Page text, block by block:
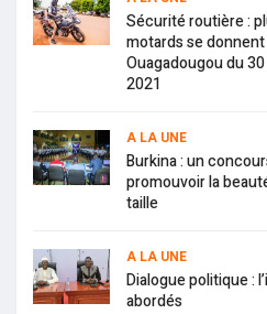
Sécurité routière :
motards se
Ouagadougou du
2021
A LA UNE
Burkina : un
promouvoir la
taille
A LA UNE
Dialogue politique :
abordés